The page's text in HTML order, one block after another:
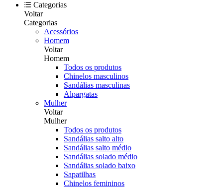
Categorias
Voltar
Categorias
Acessórios
Homem
Voltar
Homem
Todos os produtos
Chinelos masculinos
Sandálias masculinas
Alpargatas
Mulher
Voltar
Mulher
Todos os produtos
Sandálias salto alto
Sandálias salto médio
Sandálias solado médio
Sandálias solado baixo
Sapatilhas
Chinelos femininos